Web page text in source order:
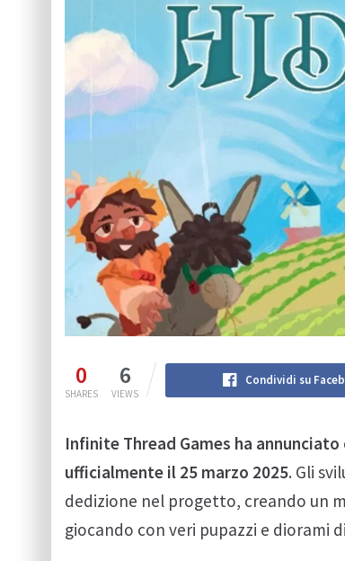
0
SHARES
6
VIEWS
Condividi su
Infinite Thread Games ha
ufficialmente il 25 marzo 2025. Gli
dedizione nel progetto, creando un
giocando con veri pupazzi e diorami